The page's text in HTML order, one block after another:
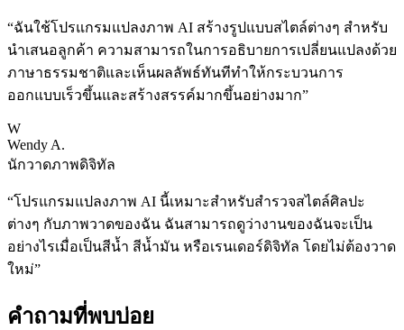
“ฉันใช้โปรแกรมแปลงภาพ AI สร้างรูปแบบสไตล์ต่างๆ สำหรับ
นำเสนอลูกค้า ความสามารถในการอธิบายการเปลี่ยนแปลงด้วย
ภาษาธรรมชาติและเห็นผลลัพธ์ทันทีทำให้กระบวนการ
ออกแบบเร็วขึ้นและสร้างสรรค์มากขึ้นอย่างมาก”
W
Wendy A.
นักวาดภาพดิจิทัล
“โปรแกรมแปลงภาพ AI นี้เหมาะสำหรับสำรวจสไตล์ศิลปะ
ต่างๆ กับภาพวาดของฉัน ฉันสามารถดูว่างานของฉันจะเป็น
อย่างไรเมื่อเป็นสีน้ำ สีน้ำมัน หรือเรนเดอร์ดิจิทัล โดยไม่ต้องวาด
ใหม่”
คำถามที่พบบ่อย